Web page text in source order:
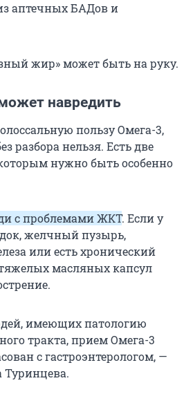
аптечных БАДов и
жир» может быть на руку.
навредить
пользу Омега-3,
разбора нельзя. Есть две
нужно быть особенно
с проблемами ЖКТ. Если у
желчный пузырь,
или есть хронический
масляных капсул
имеющих патологию
тракта, прием Омега-3
с гастроэнтерологом, —
Туринцева.